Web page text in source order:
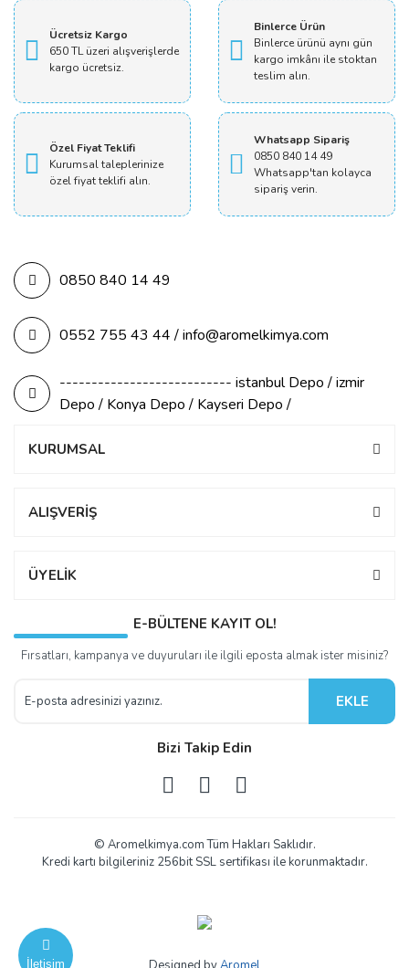
İletişim
Ücretsiz Kargo
650 TL üzeri alışverişlerde
kargo ücretsiz.
Binlerce Ürün
Binlerce ürünü aynı gün
kargo imkânı ile stoktan
teslim alın.
Özel Fiyat Teklifi
Kurumsal taleplerinize
özel fiyat teklifi alın.
Whatsapp Sipariş
0850 840 14 49
Whatsapp'tan kolayca
sipariş verin.
0850 840 14 49
0552 755 43 44 / info@aromelkimya.com
--------------------------- istanbul Depo / izmir
Depo / Konya Depo / Kayseri Depo /
KURUMSAL
ALIŞVERİŞ
ÜYELİK
E-BÜLTENE KAYIT OL!
Fırsatları, kampanya ve duyuruları ile ilgili eposta almak ister misiniz?
EKLE
Bizi Takip Edin
© Aromelkimya.com Tüm Hakları Saklıdır.
Kredi kartı bilgileriniz 256bit SSL sertifikası ile korunmaktadır.